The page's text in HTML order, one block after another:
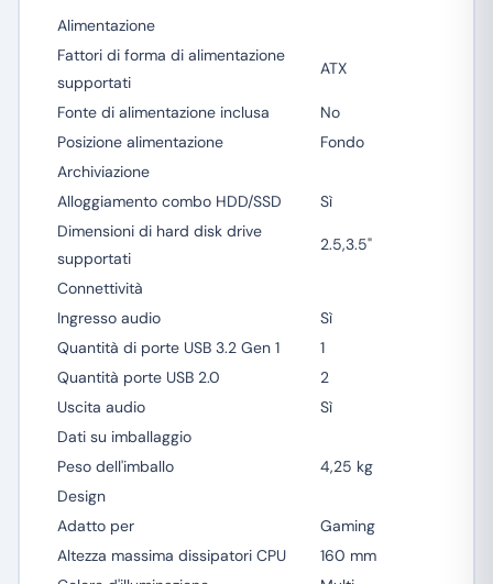
Alimentazione
Fattori di forma di alimentazione
supportati
ATX
Fonte di alimentazione inclusa
No
Posizione alimentazione
Fondo
Archiviazione
Alloggiamento combo HDD/SSD
Sì
Dimensioni di hard disk drive
supportati
2.5,3.5"
Connettività
Ingresso audio
Sì
Quantità di porte USB 3.2 Gen 1
1
Quantità porte USB 2.0
2
Uscita audio
Sì
Dati su imballaggio
Peso dell'imballo
4,25 kg
Design
Adatto per
Gaming
Altezza massima dissipatori CPU
160 mm